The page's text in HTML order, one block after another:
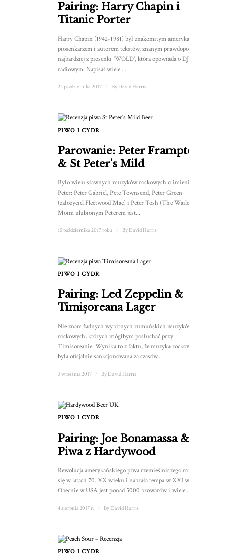
Pairing: Harry Chapin i
Titanic Porter
Harry Chapin (1942-1981) był znakomitym amerykańskim
piosenkarzem i autorem tekstów, znanym prawdopodobnie
najbardziej z piosenki ‘WOLD’, która opowiada o DJ-u
radiowym. Napisał wiele ...
24 października 2017 By David Harris
PIWO I CYDR
Parowanie: Peter Frampton
& St Peter’s Mild
Było wielu sławnych muzyków rockowych o imieniu
Peter: Peter Gabriel, Pete Townsend, Peter Green
(założyciel Fleetwood Mac) i Peter Tosh (The Wailers).
Moim ulubionym Peterem jest...
15 października 2017 roku By David Harris
PIWO I CYDR
Pairing: Led Zeppelin &
Timișoreana Lager
Nie znam żadnych wybitnych rumuńskich muzyków
rockowych, których mógłbym posłuchać przy
Timisoreanie. Wynika to z faktu, że muzyka rockowa nie
była oficjalnie sankcjonowana za czasów...
3 września 2017 By David Harris
PIWO I CYDR
Pairing: Joe Bonamassa &
Piwa z Hardywood
Rewolucja amerykańskiego piwa rzemieślniczego rozpoczęła
się w latach 70. XX wieku i nabrała tempa w XXI wieku.
Obecnie w USA jest ponad 5000 browarów i wiele...
4 sierpnia 2017 r. By David Harris
PIWO I CYDR